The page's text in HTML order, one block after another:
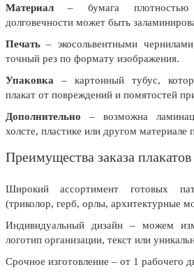
Материал– бумага
долговечности может быть
Печать– экосольвентными
точный рез по формату изображения.
Упаковка – картонный тубус,
плакат от повреждений и помятостей
Дополнительно – возможна
холсте, пластике или другом материале
Преимущества заказа плакатов
Широкий ассортимент готовых
(триколор, герб, орлы, архитектурные
Индивидуальный дизайн – можем
логотип организации, текст или
Срочное изготовление – от 1 рабочего